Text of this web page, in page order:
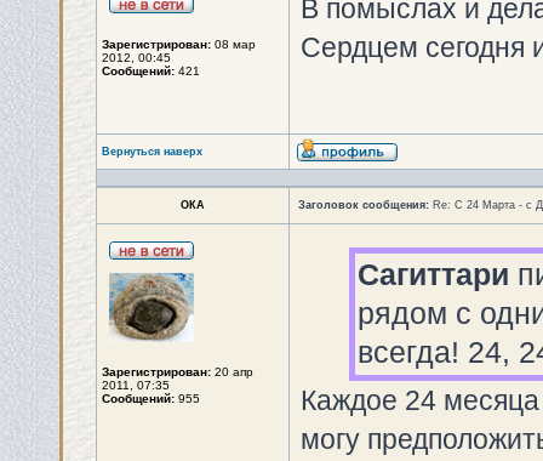
Зарегистрирован: 08 мар
2012, 00:45
Сообщений: 421
В помыслах и
Сердцем сегодня
Вернуться наверх
ОКА Заголовок сообщения: Re: С 24 Марта - с
Зарегистрирован: 20 апр
2011, 07:35
Сообщений: 955
Сагиттари
рядом с
всегда! 24,
Каждое 24
могу